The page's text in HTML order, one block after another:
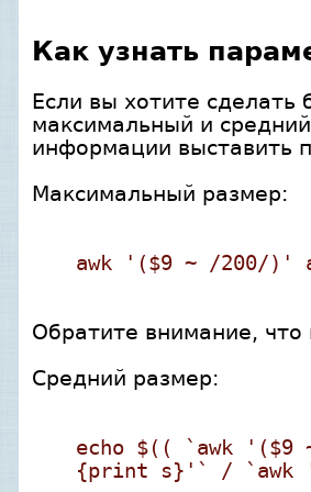
Как узнать
Если вы хотите
максимальный и
информации выставить
Максимальный размер:
awk '($9 ~ /200/)'
Обратите внимание,
Средний размер:
echo $(( `awk '($9
{print s}'` / `awk